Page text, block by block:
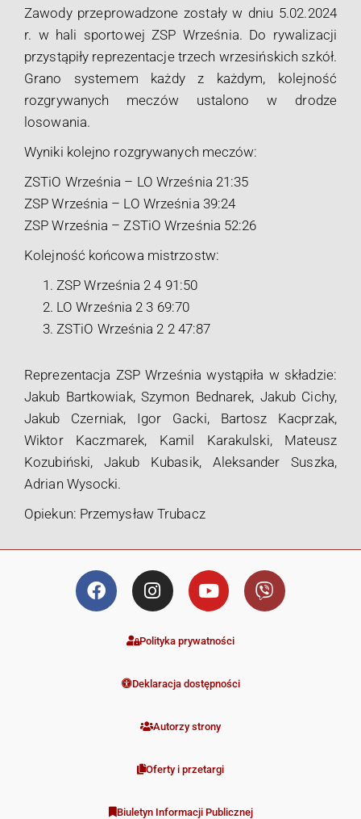
Zawody przeprowadzone zostały w dniu 5.02.2024
r. w hali sportowej ZSP Września. Do rywalizacji
przystąpiły reprezentacje trzech wrzesińskich szkół.
Grano systemem każdy z każdym, kolejność
rozgrywanych meczów ustalono w drodze
losowania.
Wyniki kolejno rozgrywanych meczów:
ZSTiO Września – LO Września 21:35
ZSP Września – LO Września 39:24
ZSP Września – ZSTiO Września 52:26
Kolejność końcowa mistrzostw:
ZSP Września 2 4 91:50
LO Września 2 3 69:70
ZSTiO Września 2 2 47:87
Reprezentacja ZSP Września wystąpiła w składzie:
Jakub Bartkowiak, Szymon Bednarek, Jakub Cichy,
Jakub Czerniak, Igor Gacki, Bartosz Kacprzak,
Wiktor Kaczmarek, Kamil Karakulski, Mateusz
Kozubiński, Jakub Kubasik, Aleksander Suszka,
Adrian Wysocki.
Opiekun: Przemysław Trubacz
Polityka prywatności
Deklaracja dostępności
Autorzy strony
Oferty i przetargi
Biuletyn Informacji Publicznej